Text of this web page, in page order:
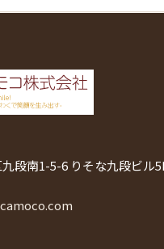
段南1-5-6 りそな九段ビル